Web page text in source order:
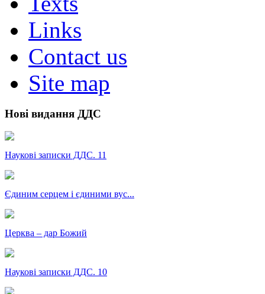
Links
Contact us
Site map
Нові видання ДДС
Наукові записки ДДС. 11
Єдиним серцем і єдиними вус...
Церква – дар Божий
Наукові записки ДДС. 10